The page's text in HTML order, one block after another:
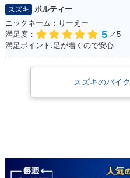
スズキ
ボルティー
ニックネーム：りーえー
満足度：
5 ／5
満足ポイント:足が着くので安心
スズキのバイ